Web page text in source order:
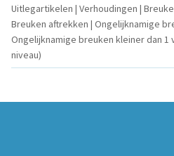
Uitlegartikelen | Verhoudingen |
Breuken aftrekken | Ongelijknamige
Ongelijknamige breuken kleiner dan 1
niveau)